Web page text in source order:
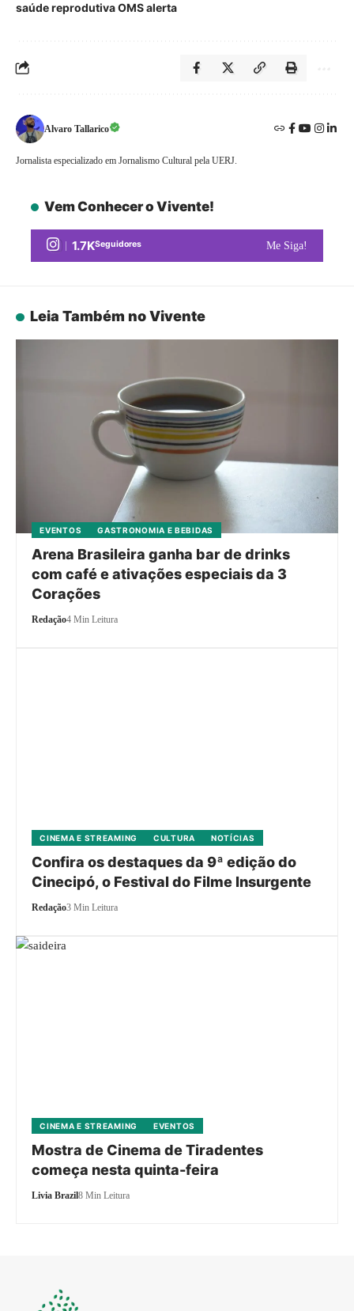
saúde reprodutiva OMS alerta
Alvaro Tallarico
Jornalista especializado em Jornalismo Cultural pela UERJ.
Vem Conhecer o Vivente!
1.7KSeguidores Me Siga!
Leia Também no Vivente
EVENTOS GASTRONOMIA E BEBIDAS
Arena Brasileira ganha bar de drinks
com café e ativações especiais da 3
Corações
Redação4 Min Leitura
CINEMA E STREAMING CULTURA NOTÍCIAS
Confira os destaques da 9ª edição do
Cinecipó, o Festival do Filme Insurgente
Redação3 Min Leitura
CINEMA E STREAMING EVENTOS
Mostra de Cinema de Tiradentes
começa nesta quinta-feira
Livia Brazil8 Min Leitura